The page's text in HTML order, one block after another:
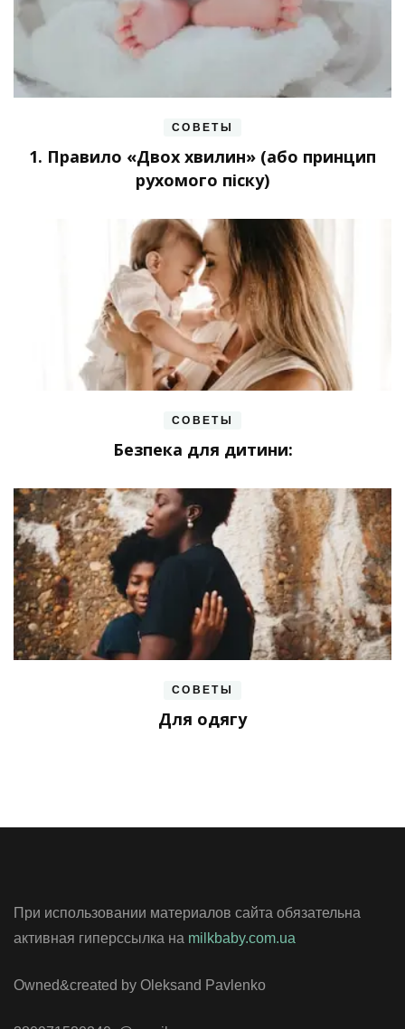
СОВЕТЫ
1. Правило «Двох хвилин» (або принцип
рухомого піску)
СОВЕТЫ
Безпека для дитини:
СОВЕТЫ
Для одягу
При использовании материалов сайта обязательна
активная гиперссылка на milkbaby.com.ua
Owned&created by Oleksand Pavlenko